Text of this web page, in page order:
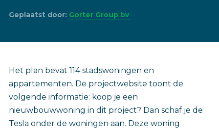
Geplaatst door: Gorter Group bv
Het plan bevat 114 stadswoningen en
appartementen. De projectwebsite toont de
volgende informatie: koop je een
nieuwbouwwoning in dit project? Dan schaf je de
Tesla onder de woningen aan. Deze woning